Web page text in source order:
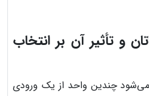
و تأثیر آن بر انتخاب
می‌شود چندین واحد از یک ورودی